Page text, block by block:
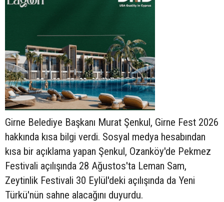
Girne Belediye Başkanı Murat Şenkul, Girne Fest 2026
hakkında kısa bilgi verdi. Sosyal medya hesabından
kısa bir açıklama yapan Şenkul, Ozanköy'de Pekmez
Festivali açılışında 28 Ağustos'ta Leman Sam,
Zeytinlik Festivali 30 Eylül'deki açılışında da Yeni
Türkü'nün sahne alacağını duyurdu.